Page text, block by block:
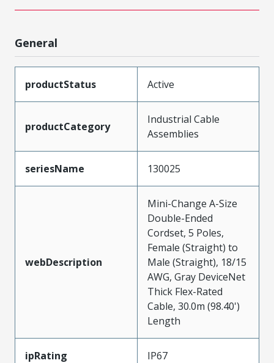
General
productStatus Active
productCategory
Industrial Cable
Assemblies
seriesName 130025
webDescription
Mini-Change A-Size
Double-Ended
Cordset, 5 Poles,
Female (Straight) to
Male (Straight), 18/15
AWG, Gray DeviceNet
Thick Flex-Rated
Cable, 30.0m (98.40')
Length
ipRating IP67